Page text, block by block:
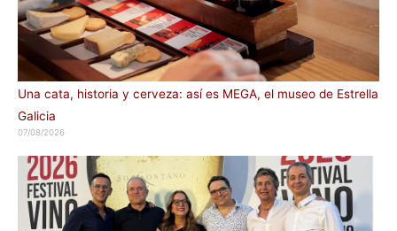
Una cata, historia y cerveza: así es MEGA, el museo de Estrella
Galicia
07/08/2026